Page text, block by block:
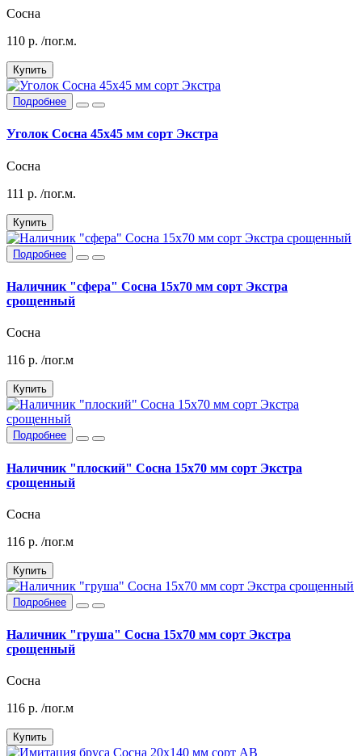
Сосна
110 р. /пог.м.
Купить
Подробнее
Уголок Сосна 45х45 мм сорт Экстра
Сосна
111 р. /пог.м.
Купить
Подробнее
Наличник "сфера" Сосна 15х70 мм сорт Экстра
срощенный
Сосна
116 р. /пог.м
Купить
Подробнее
Наличник "плоский" Сосна 15х70 мм сорт Экстра
срощенный
Сосна
116 р. /пог.м
Купить
Подробнее
Наличник "груша" Сосна 15х70 мм сорт Экстра
срощенный
Сосна
116 р. /пог.м
Купить